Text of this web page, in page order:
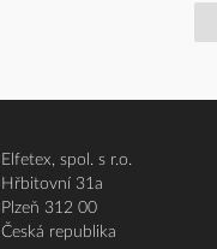
Elfetex, spol. s r.o.
Hřbitovní 31a
Plzeň 312 00
Česká republika